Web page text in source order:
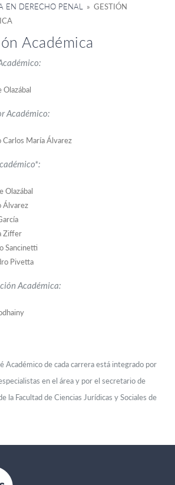
EN DERECHO PENAL
» GESTIÓN
Académica
Olazábal
Académico:
Carlos María Álvarez
Olazábal
Álvarez
Ziffer
Sancinetti
Pivetta
Académica:
Académico de cada carrera está integrado por
en el área y por el secretario de
la Facultad de Ciencias Jurídicas y Sociales de